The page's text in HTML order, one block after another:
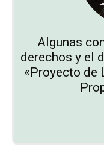
Algunas
derechos y el
«Proyecto de